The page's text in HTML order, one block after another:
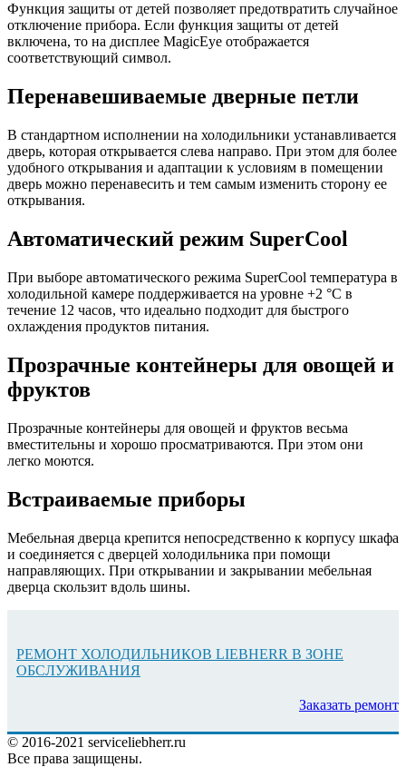
Функция защиты от детей позволяет предотвратить случайное
отключение прибора. Если функция защиты от детей
включена, то на дисплее MagicEye отображается
соответствующий символ.
Перенавешиваемые дверные петли
В стандартном исполнении на холодильники устанавливается
дверь, которая открывается слева направо. При этом для более
удобного открывания и адаптации к условиям в помещении
дверь можно перенавесить и тем самым изменить сторону ее
открывания.
Автоматический режим SuperCool
При выборе автоматического режима SuperCool температура в
холодильной камере поддерживается на уровне +2 °С в
течение 12 часов, что идеально подходит для быстрого
охлаждения продуктов питания.
Прозрачные контейнеры для овощей и
фруктов
Прозрачные контейнеры для овощей и фруктов весьма
вместительны и хорошо просматриваются. При этом они
легко моются.
Встраиваемые приборы
Мебельная дверца крепится непосредственно к корпусу шкафа
и соединяется с дверцей холодильника при помощи
направляющих. При открывании и закрывании мебельная
дверца скользит вдоль шины.
РЕМОНТ ХОЛОДИЛЬНИКОВ LIEBHERR В ЗОНЕ
ОБСЛУЖИВАНИЯ
Заказать ремонт
© 2016-2021 serviceliebherr.ru
Все права защищены.